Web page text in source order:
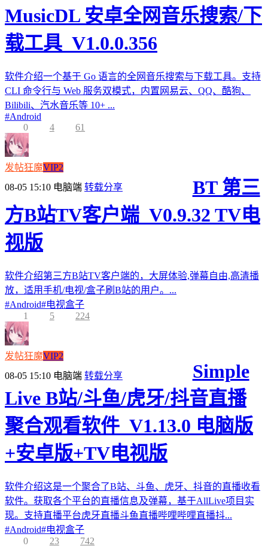
MusicDL 安卓全网音乐搜索/下
载工具_V1.0.0.356
软件介绍一个基于 Go 语言的全网音乐搜索与下载工具。支持
CLI 命令行与 Web 服务双模式，内置网易云、QQ、酷狗、
Bilibili、汽水音乐等 10+ ...
#Android
0
4 61
发帖狂魔VIP2
08-05 15:10 电脑端 转载分享
BT 第三
方B站TV客户端_V0.9.32 TV电
视版
软件介绍第三方B站TV客户端的，大屏体验,弹幕自由,高清播
放，适用手机/电视/盒子刷B站的用户。...
#Android#电视盒子
1
5 224
发帖狂魔VIP2
08-05 15:10 电脑端 转载分享
Simple
Live B站/斗鱼/虎牙/抖音直播
聚合观看软件_V1.13.0 电脑版
+安卓版+TV电视版
软件介绍这是一个聚合了B站、斗鱼、虎牙、抖音的直播收看
软件。获取各个平台的直播信息及弹幕，基于AllLive项目实
现。支持直播平台虎牙直播斗鱼直播哔哩哔哩直播抖...
#Android#电视盒子
0
23 742